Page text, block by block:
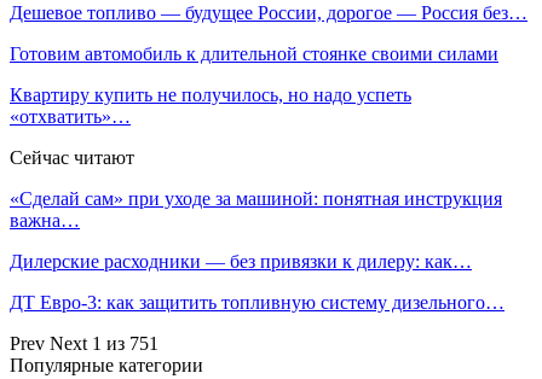
Дешевое топливо — будущее России, дорогое — Россия без…
Готовим автомобиль к длительной стоянке своими силами
Квартиру купить не получилось, но надо успеть
«отхватить»…
Сейчас читают
«Сделай сам» при уходе за машиной: понятная инструкция
важна…
Дилерские расходники — без привязки к дилеру: как…
ДТ Евро-3: как защитить топливную систему дизельного…
Prev Next 1 из 751
Популярные категории